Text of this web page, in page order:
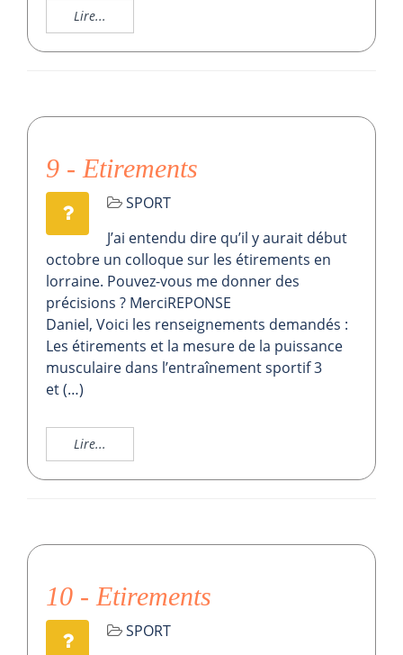
Lire...
9 - Etirements
SPORT
J’ai entendu dire qu’il y aurait début
octobre un colloque sur les étirements en
lorraine. Pouvez-vous me donner des
précisions ? MerciREPONSE
Daniel, Voici les renseignements demandés :
Les étirements et la mesure de la puissance
musculaire dans l’entraînement sportif 3
et (…)
Lire...
10 - Etirements
SPORT